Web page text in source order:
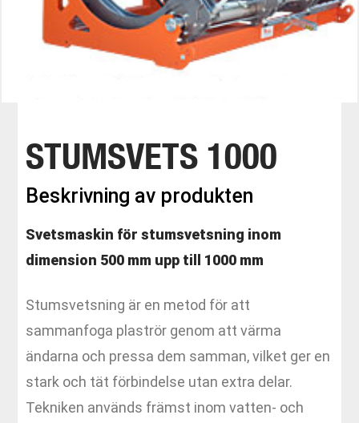
STUMSVETS 1000
Beskrivning av produkten
Svetsmaskin för stumsvetsning inom
dimension 500 mm upp till 1000 mm
Stumsvetsning är en metod för att
sammanfoga plaströr genom att värma
ändarna och pressa dem samman, vilket ger en
stark och tät förbindelse utan extra delar.
Tekniken används främst inom vatten- och